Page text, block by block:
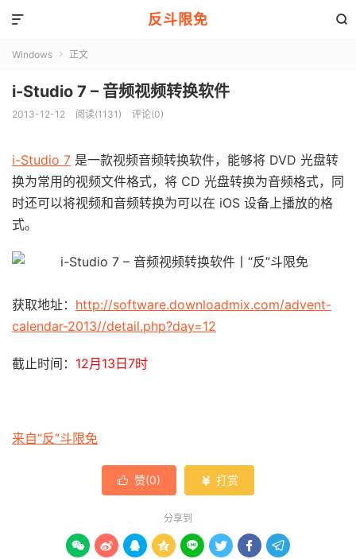
反斗限免 

Windows  正文
i-Studio 7 – 音频视频转换软件
2013-12-12 阅读(1131) 评论(0)
i-Studio 7 是一款视频音频转换软件，能够将 DVD 光盘转
换为常用的视频文件格式，将 CD 光盘转换为音频格式，同
时还可以将视频和音频转换为可以在 iOS 设备上播放的格
式。
获取地址： http://software.downloadmix.com/advent-
calendar-2013//detail.php?day=12
截止时间： 12月13日7时
来自“反”斗限免
 赞(0)  打赏
分享到
       